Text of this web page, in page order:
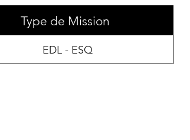
Type de Mission
EDL - ESQ